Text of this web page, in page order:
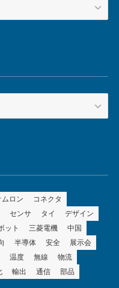
ムロン
コネクタ
センサ タイ
デザイン
ット 三菱電機
中国
半導体 安全
展示会
温度 無線
物流
輸出 通信
部品